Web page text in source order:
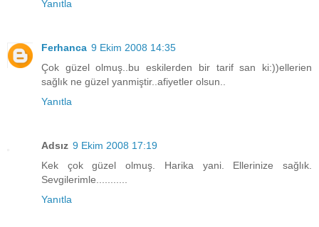
Yanıtla
Ferhanca 9 Ekim 2008 14:35
Çok güzel olmuş..bu eskilerden bir tarif san ki:))ellerien
sağlık ne güzel yanmiştir..afiyetler olsun..
Yanıtla
Adsız 9 Ekim 2008 17:19
Kek çok güzel olmuş. Harika yani. Ellerinize sağlık.
Sevgilerimle...........
Yanıtla